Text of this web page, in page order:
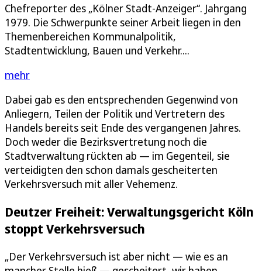
Chefreporter des „Kölner Stadt-Anzeiger“. Jahrgang
1979. Die Schwerpunkte seiner Arbeit liegen in den
Themenbereichen Kommunalpolitik,
Stadtentwicklung, Bauen und Verkehr....
mehr
Dabei gab es den entsprechenden Gegenwind von
Anliegern, Teilen der Politik und Vertretern des
Handels bereits seit Ende des vergangenen Jahres.
Doch weder die Bezirksvertretung noch die
Stadtverwaltung rückten ab — im Gegenteil, sie
verteidigten den schon damals gescheiterten
Verkehrsversuch mit aller Vehemenz.
Deutzer Freiheit: Verwaltungsgericht Köln
stoppt Verkehrsversuch
„Der Verkehrsversuch ist aber nicht — wie es an